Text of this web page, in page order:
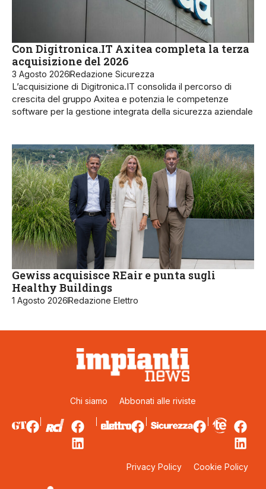
Con Digitronica.IT Axitea completa la terza
acquisizione del 2026
3 Agosto 2026 Redazione Sicurezza
L’acquisizione di Digitronica.IT consolida il percorso di
crescita del gruppo Axitea e potenzia le competenze
software per la gestione integrata della sicurezza aziendale
Gewiss acquisisce REair e punta sugli
Healthy Buildings
1 Agosto 2026Redazione Elettro
Chi siamo Abbonati alle riviste
Privacy Policy Cookie Policy